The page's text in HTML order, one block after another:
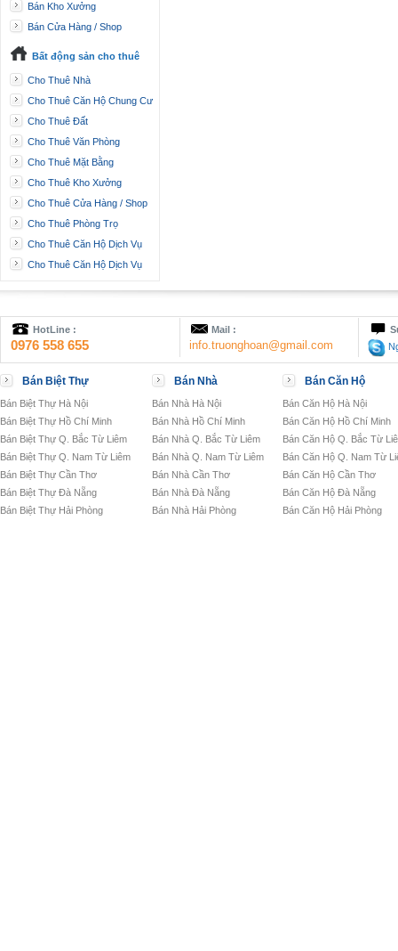
Bán Kho Xưởng
Bán Cửa Hàng / Shop
Bất động sản cho thuê
Cho Thuê Nhà
Cho Thuê Căn Hộ Chung Cư
Cho Thuê Đất
Cho Thuê Văn Phòng
Cho Thuê Mặt Bằng
Cho Thuê Kho Xưởng
Cho Thuê Cửa Hàng / Shop
Cho Thuê Phòng Trọ
Cho Thuê Căn Hộ Dịch Vụ
Cho Thuê Căn Hộ Dịch Vụ
HotLine :
0976 558 655
Mail :
info.truonghoan@gmail.com
Bán Biệt Thự
Bán Biệt Thự Hà Nội
Bán Biệt Thự Hồ Chí Minh
Bán Biệt Thự Q. Bắc Từ Liêm
Bán Biệt Thự Q. Nam Từ Liêm
Bán Biệt Thự Cần Thơ
Bán Biệt Thự Đà Nẵng
Bán Biệt Thự Hải Phòng
Bán Nhà
Bán Nhà Hà Nội
Bán Nhà Hồ Chí Minh
Bán Nhà Q. Bắc Từ Liêm
Bán Nhà Q. Nam Từ Liêm
Bán Nhà Cần Thơ
Bán Nhà Đà Nẵng
Bán Nhà Hải Phòng
Bán Căn Hộ
Bán Căn Hộ Hà Nội
Bán Căn Hộ Hồ Chí Minh
Bán Căn Hộ Q. Bắc Từ
Bán Căn Hộ Q. Nam Từ
Bán Căn Hộ Cần Thơ
Bán Căn Hộ Đà Nẵng
Bán Căn Hộ Hải Phòng